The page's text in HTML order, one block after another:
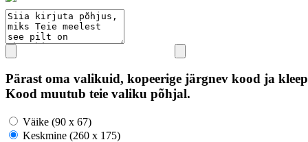
Pärast oma valikuid, kopeerige järgnev kood ja
Kood muutub teie valiku põhjal.
Väike (90 x 67)
Keskmine (260 x 175)